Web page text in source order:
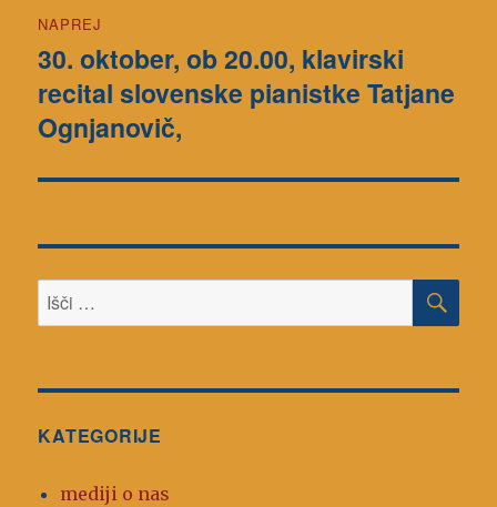
NAPREJ
Naslednji
prispevek:
30. oktober, ob 20.00, klavirski
recital slovenske pianistke Tatjane
Ognjanovič,
Išči:
KATEGORIJE
mediji o nas